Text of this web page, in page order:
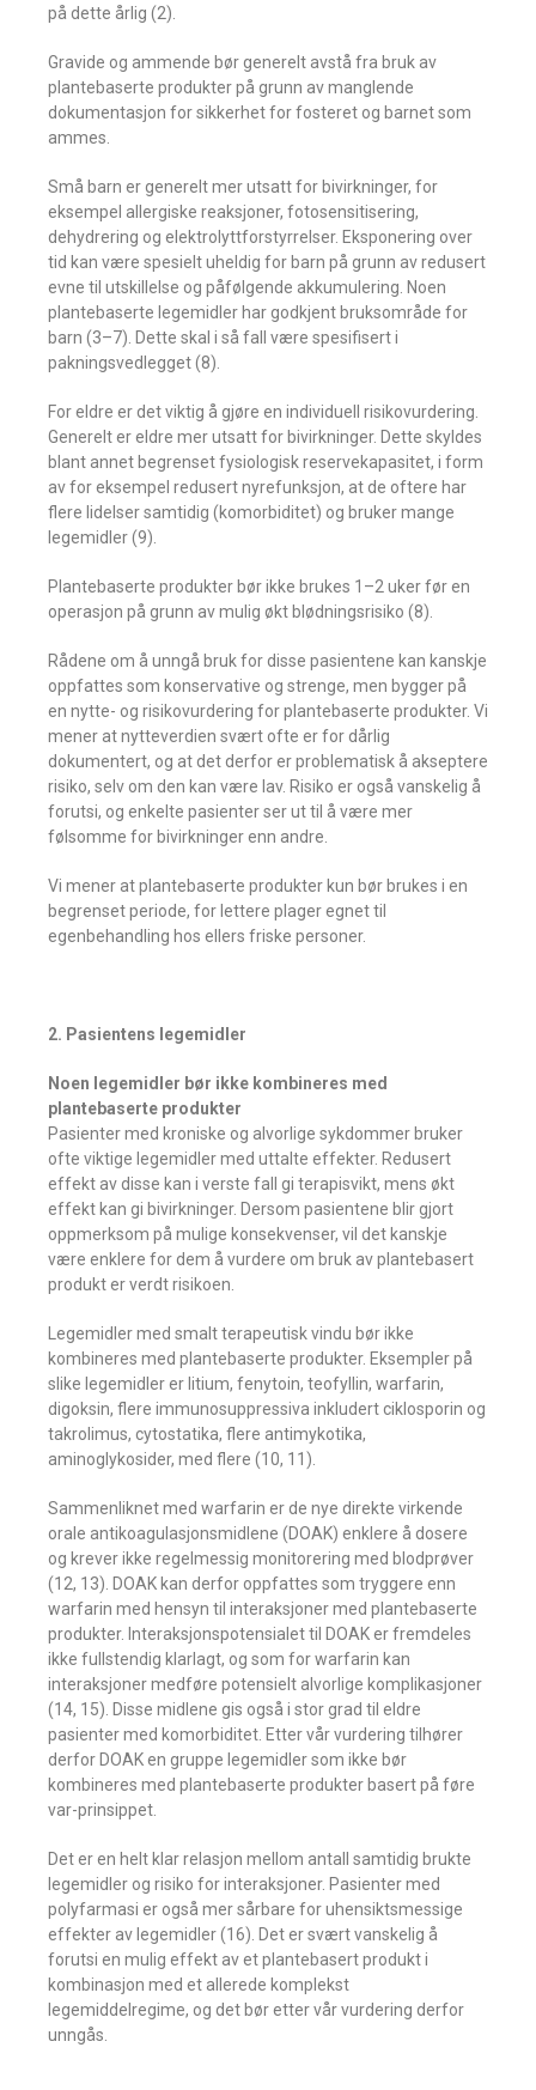
på dette årlig (2).
Gravide og ammende bør generelt avstå fra bruk av
plantebaserte produkter på grunn av manglende
dokumentasjon for sikkerhet for fosteret og barnet som
ammes.
Små barn er generelt mer utsatt for bivirkninger, for
eksempel allergiske reaksjoner, fotosensitisering,
dehydrering og elektrolyttforstyrrelser. Eksponering over
tid kan være spesielt uheldig for barn på grunn av redusert
evne til utskillelse og påfølgende akkumulering. Noen
plantebaserte legemidler har godkjent bruksområde for
barn (3–7). Dette skal i så fall være spesifisert i
pakningsvedlegget (8).
For eldre er det viktig å gjøre en individuell risikovurdering.
Generelt er eldre mer utsatt for bivirkninger. Dette skyldes
blant annet begrenset fysiologisk reservekapasitet, i form
av for eksempel redusert nyrefunksjon, at de oftere har
flere lidelser samtidig (komorbiditet) og bruker mange
legemidler (9).
Plantebaserte produkter bør ikke brukes 1–2 uker før en
operasjon på grunn av mulig økt blødningsrisiko (8).
Rådene om å unngå bruk for disse pasientene kan kanskje
oppfattes som konservative og strenge, men bygger på
en nytte- og risikovurdering for plantebaserte produkter. Vi
mener at nytteverdien svært ofte er for dårlig
dokumentert, og at det derfor er problematisk å akseptere
risiko, selv om den kan være lav. Risiko er også vanskelig å
forutsi, og enkelte pasienter ser ut til å være mer
følsomme for bivirkninger enn andre.
Vi mener at plantebaserte produkter kun bør brukes i en
begrenset periode, for lettere plager egnet til
egenbehandling hos ellers friske personer.
2. Pasientens legemidler
Noen legemidler bør ikke kombineres med
plantebaserte produkter
Pasienter med kroniske og alvorlige sykdommer bruker
ofte viktige legemidler med uttalte effekter. Redusert
effekt av disse kan i verste fall gi terapisvikt, mens økt
effekt kan gi bivirkninger. Dersom pasientene blir gjort
oppmerksom på mulige konsekvenser, vil det kanskje
være enklere for dem å vurdere om bruk av plantebasert
produkt er verdt risikoen.
Legemidler med smalt terapeutisk vindu bør ikke
kombineres med plantebaserte produkter. Eksempler på
slike legemidler er litium, fenytoin, teofyllin, warfarin,
digoksin, flere immunosuppressiva inkludert ciklosporin og
takrolimus, cytostatika, flere antimykotika,
aminoglykosider, med flere (10, 11).
Sammenliknet med warfarin er de nye direkte virkende
orale antikoagulasjonsmidlene (DOAK) enklere å dosere
og krever ikke regelmessig monitorering med blodprøver
(12, 13). DOAK kan derfor oppfattes som tryggere enn
warfarin med hensyn til interaksjoner med plantebaserte
produkter. Interaksjonspotensialet til DOAK er fremdeles
ikke fullstendig klarlagt, og som for warfarin kan
interaksjoner medføre potensielt alvorlige komplikasjoner
(14, 15). Disse midlene gis også i stor grad til eldre
pasienter med komorbiditet. Etter vår vurdering tilhører
derfor DOAK en gruppe legemidler som ikke bør
kombineres med plantebaserte produkter basert på føre
var-prinsippet.
Det er en helt klar relasjon mellom antall samtidig brukte
legemidler og risiko for interaksjoner. Pasienter med
polyfarmasi er også mer sårbare for uhensiktsmessige
effekter av legemidler (16). Det er svært vanskelig å
forutsi en mulig effekt av et plantebasert produkt i
kombinasjon med et allerede komplekst
legemiddelregime, og det bør etter vår vurdering derfor
unngås.